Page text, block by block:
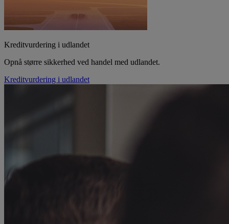
Kreditvurdering i udlandet
Opnå større sikkerhed ved handel med udlandet.
Kreditvurdering i udlandet